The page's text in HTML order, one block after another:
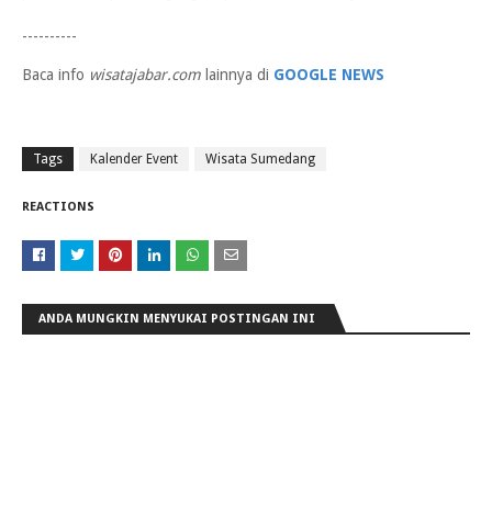
----------
Baca info wisatajabar.com lainnya di GOOGLE NEWS
Tags Kalender Event Wisata Sumedang
REACTIONS
ANDA MUNGKIN MENYUKAI POSTINGAN INI